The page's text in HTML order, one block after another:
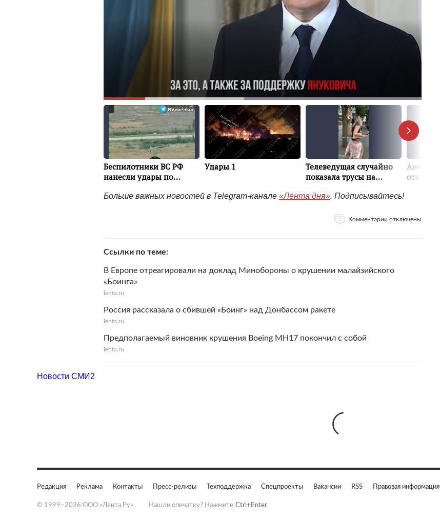
Больше важных новостей в Telegram-канале «Лента дня». Подписывайтесь!
Комментарии отключены
Ссылки по теме
В Европе отреагировали на доклад Минобороны о крушении малайзийского
«Боинга»
lenta.ru
Россия рассказала о сбившей «Боинг» над Донбассом ракете
lenta.ru
Предполагаемый виновник крушения Boeing MH17 покончил с собой
lenta.ru
Новости СМИ2
Редакция Реклама Контакты Пресс-релизы Техподдержка Спецпроекты Вакансии RSS Правовая информация
© 1999–2026 ООО «Лента.Ру» Нашли опечатку? Нажмите Ctrl+Enter